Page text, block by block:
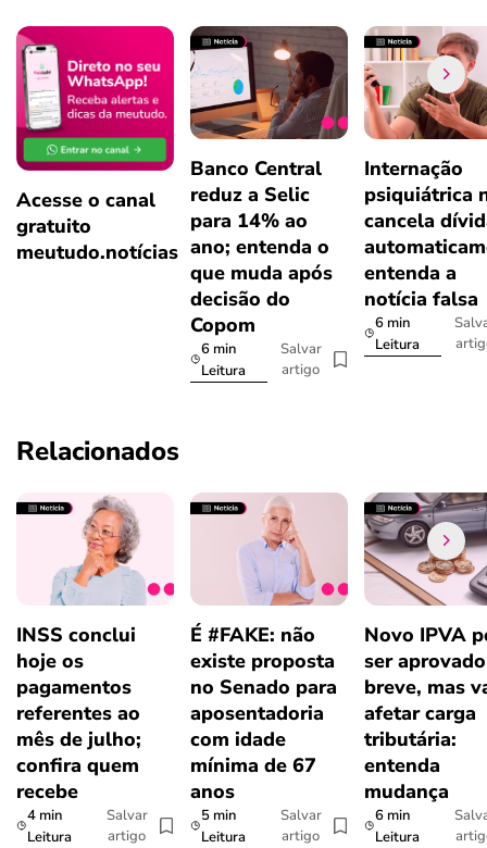
Acesse o canal
gratuito
meutudo.notícias
Banco Central
reduz a Selic
para 14% ao
ano; entenda o
que muda após
decisão do
Copom
6 min
Leitura
Salvar
artigo
Internação
psiquiátrica
cancela
entenda a
notícia falsa
6 min
Leitura
Relacionados
INSS conclui
hoje os
pagamentos
referentes ao
mês de julho;
confira quem
recebe
4 min
Leitura
Salvar
artigo
É #FAKE: não
existe proposta
no Senado para
aposentadoria
com idade
mínima de 67
anos
5 min
Leitura
Salvar
artigo
Novo IPVA
ser
breve, mas
afetar carga
tributária:
entenda
mudança
6 min
Leitura